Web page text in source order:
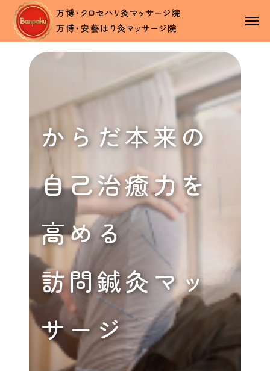
からだ本来の
自己治癒力を
高める
訪問鍼灸マッ
サージ